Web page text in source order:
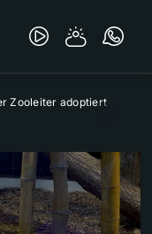
Zooleiter adoptiert